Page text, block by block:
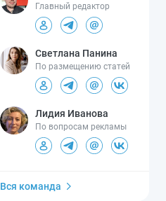
Главный редактор
Светлана Панина
По размещению статей
Лидия Иванова
По вопросам рекламы
Вся команда